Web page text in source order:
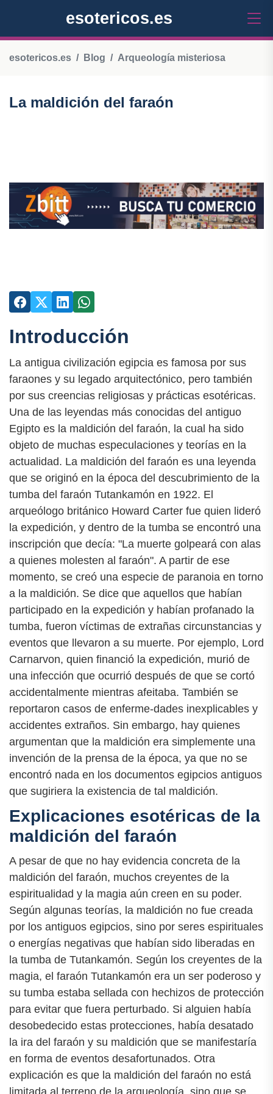
esotericos.es
esotericos.es Blog Arqueología misteriosa
La maldición del faraón
Introducción
La antigua civilización egipcia es famosa por sus
faraones y su legado arquitectónico, pero también
por sus creencias religiosas y prácticas esotéricas.
Una de las leyendas más conocidas del antiguo
Egipto es la maldición del faraón, la cual ha sido
objeto de muchas especulaciones y teorías en la
actualidad. La maldición del faraón es una leyenda
que se originó en la época del descubrimiento de la
tumba del faraón Tutankamón en 1922. El
arqueólogo británico Howard Carter fue quien lideró
la expedición, y dentro de la tumba se encontró una
inscripción que decía: "La muerte golpeará con alas
a quienes molesten al faraón". A partir de ese
momento, se creó una especie de paranoia en torno
a la maldición. Se dice que aquellos que habían
participado en la expedición y habían profanado la
tumba, fueron víctimas de extrañas circunstancias y
eventos que llevaron a su muerte. Por ejemplo, Lord
Carnarvon, quien financió la expedición, murió de
una infección que ocurrió después de que se cortó
accidentalmente mientras afeitaba. También se
reportaron casos de enferme-dades inexplicables y
accidentes extraños. Sin embargo, hay quienes
argumentan que la maldición era simplemente una
invención de la prensa de la época, ya que no se
encontró nada en los documentos egipcios antiguos
que sugiriera la existencia de tal maldición.
Explicaciones esotéricas de la
maldición del faraón
A pesar de que no hay evidencia concreta de la
maldición del faraón, muchos creyentes de la
espiritualidad y la magia aún creen en su poder.
Según algunas teorías, la maldición no fue creada
por los antiguos egipcios, sino por seres espirituales
o energías negativas que habían sido liberadas en
la tumba de Tutankamón. Según los creyentes de la
magia, el faraón Tutankamón era un ser poderoso y
su tumba estaba sellada con hechizos de protección
para evitar que fuera perturbado. Si alguien había
desobedecido estas protecciones, había desatado
la ira del faraón y su maldición que se manifestaría
en forma de eventos desafortunados. Otra
explicación es que la maldición del faraón no está